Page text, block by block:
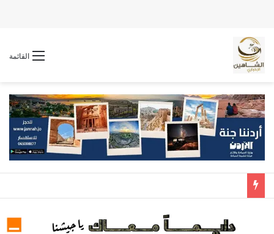
القائمة